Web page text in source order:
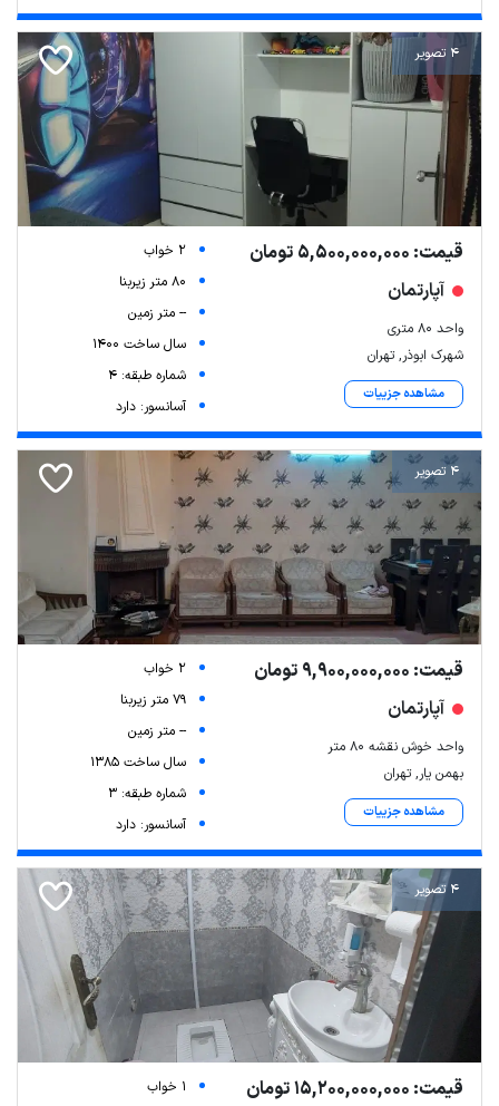
4 تصویر
قیمت: 5,500,000,000 تومان
آپارتمان
واحد ۸۰ متری
شهرک ابوذر, تهران
مشاهده جزییات
2 خواب
80 متر زیربنا
-- متر زمین
سال ساخت 1400
شماره طبقه: 4
آسانسور: دارد
4 تصویر
قیمت: 9,900,000,000 تومان
آپارتمان
واحد خوش نقشه ۸۰ متر
بهمن یار, تهران
مشاهده جزییات
2 خواب
79 متر زیربنا
-- متر زمین
سال ساخت 1385
شماره طبقه: 3
آسانسور: دارد
4 تصویر
قیمت: 15,200,000,000 تومان
1 خواب